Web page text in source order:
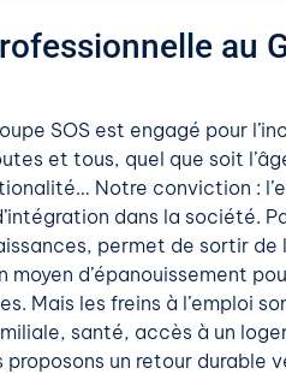
au
SOS est engagé pour
et tous, quel que soit
Notre conviction :
dans la société.
permet de sortir de
moyen d’épanouissement
Mais les freins à l’emploi
santé, accès à un
proposons un retour durable